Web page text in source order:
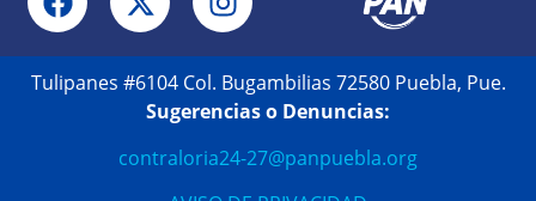
Tulipanes #6104 Col. Bugambilias 72580 Puebla, Pue.
Sugerencias o Denuncias:
contraloria24-27@panpuebla.org